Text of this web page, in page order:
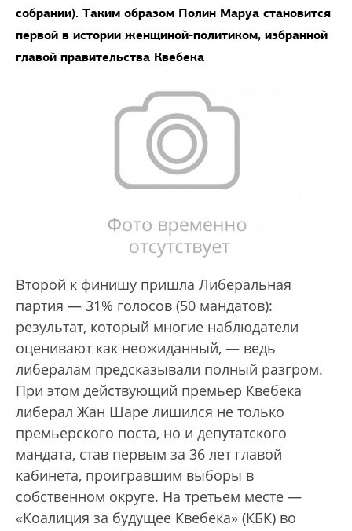
собрании). Таким образом Полин Маруа становится
первой в истории женщиной-политиком, избранной
главой правительства Квебека
Второй к финишу пришла Либеральная
партия — 31% голосов (50 мандатов):
результат, который многие наблюдатели
оценивают как неожиданный, — ведь
либералам предсказывали полный разгром.
При этом действующий премьер Квебека
либерал Жан Шаре лишился не только
премьерского поста, но и депутатского
мандата, став первым за 36 лет главой
кабинета, проигравшим выборы в
собственном округе. На третьем месте —
«Коалиция за будущее Квебека» (КБК) во